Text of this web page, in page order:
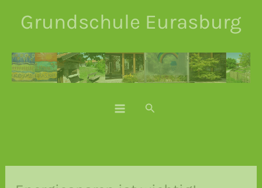
InhaltGrundschule Eurasburg
Suchen